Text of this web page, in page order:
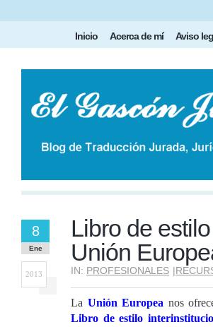
Inicio Acerca de mí Aviso
Libro de
Unión
IN: PROFESIONALES |
8
Ene
2013
La Unión Europea nos
Libro de estilo